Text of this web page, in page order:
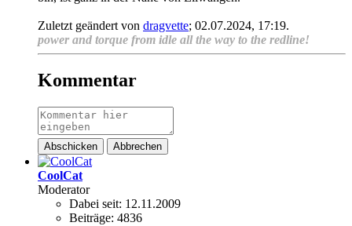
Zuletzt geändert von dragvette; 02.07.2024, 17:19.
power and torque from idle all the way to the redline!
Kommentar
Abschicken Abbrechen
CoolCat
Moderator
Dabei seit: 12.11.2009
Beiträge: 4836